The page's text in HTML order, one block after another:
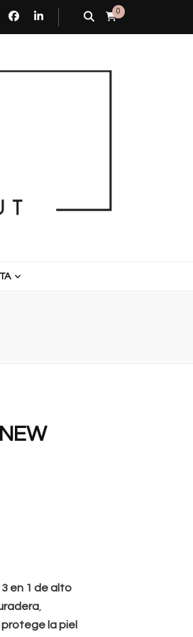
0
en 1 de alto
protege la piel